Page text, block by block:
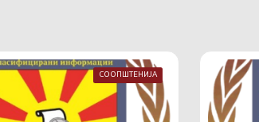
СООПШТЕНИЈА